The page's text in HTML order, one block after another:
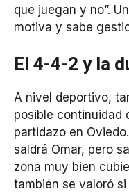
que juegan y no”.
motiva y sabe
El 4-4-2 y la
A nivel deportivo,
posible continuidad
partidazo en Oviedo.
saldrá Omar, pero
zona muy bien
también se valoró